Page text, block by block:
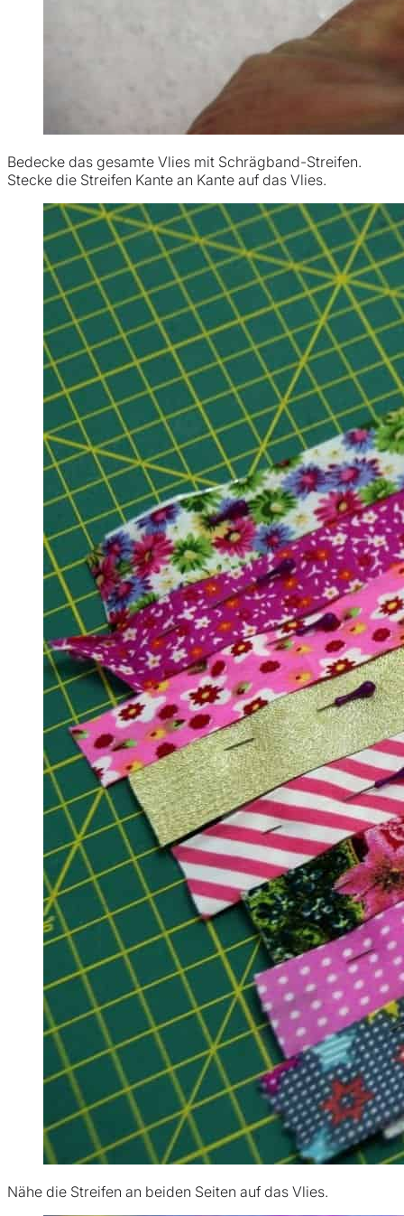
Bedecke das gesamte Vlies mit Schrägband-Streifen.
Stecke die Streifen Kante an Kante auf das Vlies.
Nähe die Streifen an beiden Seiten auf das Vlies.